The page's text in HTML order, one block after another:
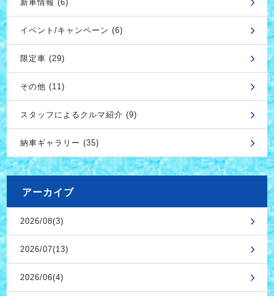
新車情報 (6)
イベント/キャンペーン (6)
限定車 (29)
その他 (11)
スタッフによるクルマ紹介 (9)
納車ギャラリー (35)
アーカイブ
2026/08(3)
2026/07(13)
2026/06(4)